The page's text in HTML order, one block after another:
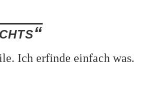
Ich erfinde einfach was.